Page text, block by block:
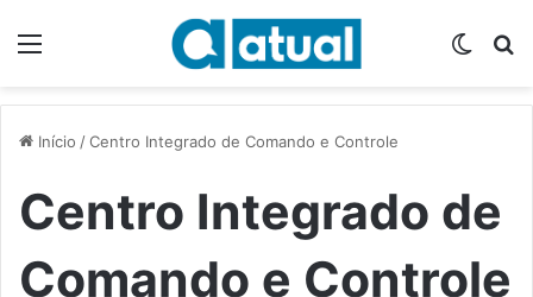
Início /Centro Integrado de Comando e Controle
Centro Integrado de
Comando e Controle